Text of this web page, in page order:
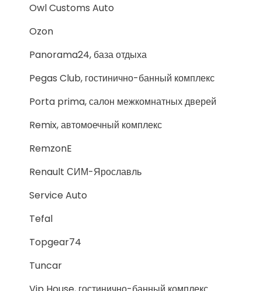
Owl Customs Auto
Ozon
Panorama24, база отдыха
Pegas Club, гостинично-банный комплекс
Porta prima, салон межкомнатных дверей
Remix, автомоечный комплекс
RemzonE
Renault СИМ-Ярославль
Service Auto
Tefal
Topgear74
Tuncar